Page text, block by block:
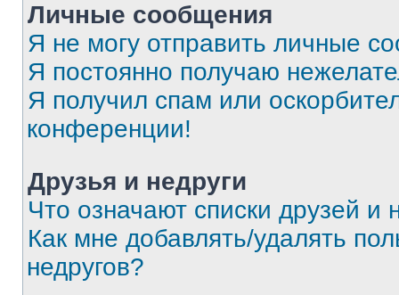
Личные сообщения
Я не могу отправить личные
Я постоянно получаю
Я получил спам или
конференции!
Друзья и недруги
Что означают списки друзей и
Как мне добавлять/удалять
недругов?